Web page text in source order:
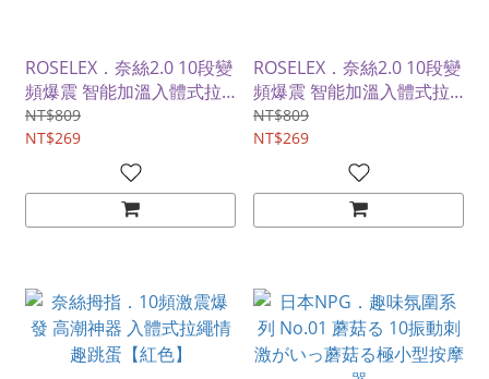
ROSELEX．奈絲2.0 10段變
頻爆震 智能加溫入體式拉
繩情趣跳蛋【基礎款-綠
色】
NT$809
NT$269
ROSELEX．奈絲2.0 10段變
頻爆震 智能加溫入體式拉
繩情趣跳蛋【基礎款-粉
色】
NT$809
NT$269